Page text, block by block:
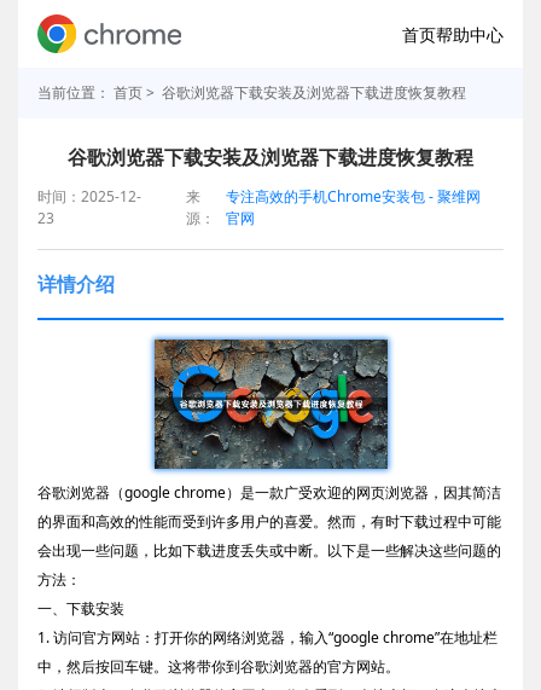
首页帮助中心
当前位置： 首页> 谷歌浏览器下载安装及浏览器下载进度恢复教程
谷歌浏览器下载安装及浏览器下载进度恢复教程
时间：2025-12-
23
来
源：
专注高效的手机Chrome安装包 - 聚维网
官网
详情介绍
谷歌浏览器（google chrome）是一款广受欢迎的网页浏览器，因其简洁
的界面和高效的性能而受到许多用户的喜爱。然而，有时下载过程中可能
会出现一些问题，比如下载进度丢失或中断。以下是一些解决这些问题的
方法：
一、下载安装
1. 访问官方网站：打开你的网络浏览器，输入“google chrome”在地址栏
中，然后按回车键。这将带你到谷歌浏览器的官方网站。